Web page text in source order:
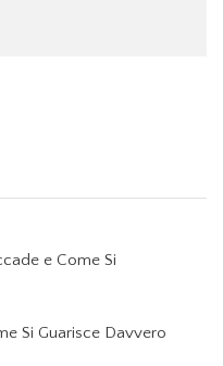
e Come Si
Si Guarisce Davvero